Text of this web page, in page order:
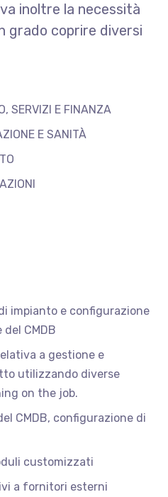
inoltre la necessità
grado coprire diversi
SERVIZI E FINANZA
E SANITÀ
impianto e configurazione
del CMDB
a gestione e
utilizzando diverse
on the job.
CMDB, configurazione di
customizzati
a fornitori esterni